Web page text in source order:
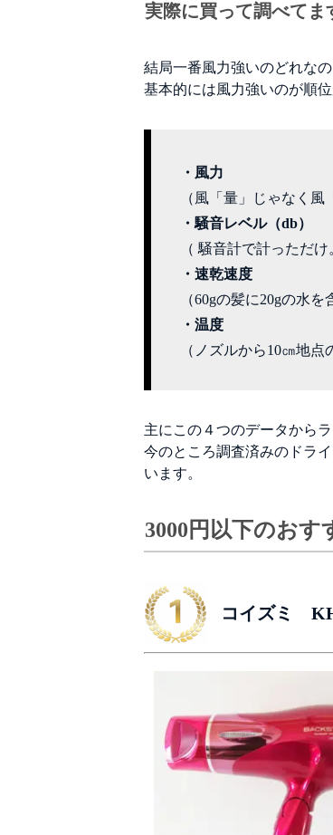
実際に買って調べてま
結局一番風力強いのどれな
基本的には風力強いのが順
・風力
（風「量」じゃなく風
・騒音レベル（db）
（ 騒音計で計っただけ
・速乾速度
（60gの髪に20gの水
・温度
（ノズルから10㎝地点
主にこの４つのデータから
今のところ調査済みのドラ
います。
3000円以下のお
コイズミ